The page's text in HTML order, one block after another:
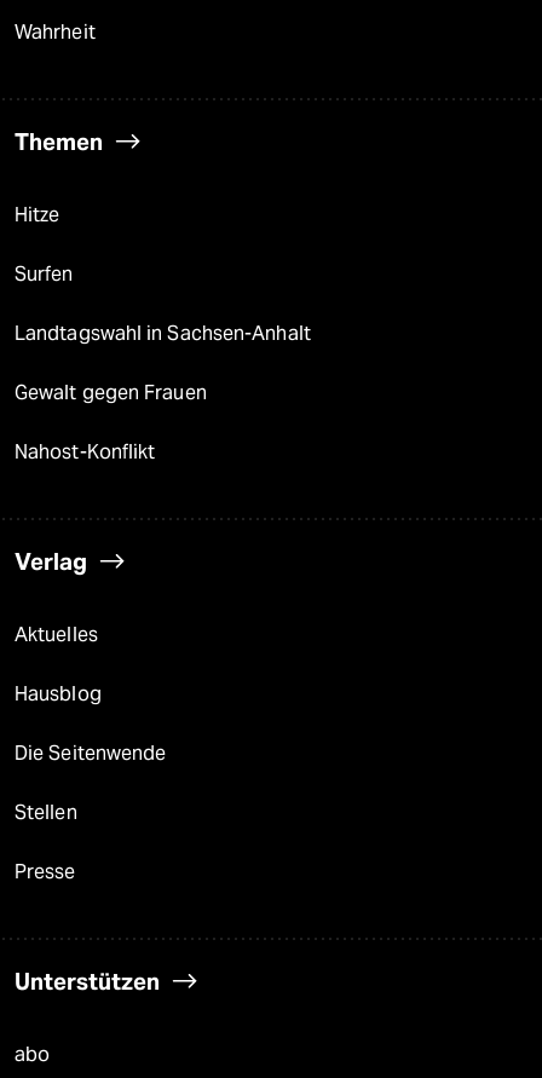
Wahrheit
Themen
Hitze
Surfen
Landtagswahl in Sachsen-Anhalt
Gewalt gegen Frauen
Nahost-Konflikt
Verlag
Aktuelles
Hausblog
Die Seitenwende
Stellen
Presse
Unterstützen
abo